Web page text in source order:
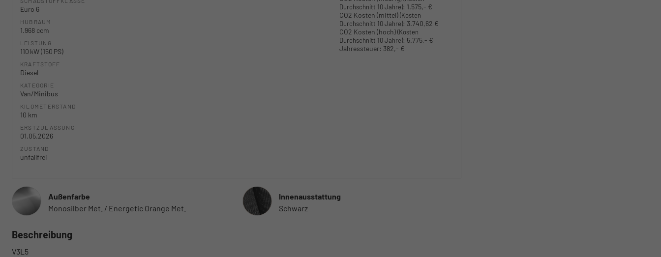
Euro 6
HUBRAUM
1.968 ccm
LEISTUNG
110 kW (150 PS)
KRAFTSTOFF
Diesel
KATEGORIE
Van/Minibus
KILOMETERSTAND
10 km
ERSTZULASSUNG
01.05.2026
ZUSTAND
unfallfrei
Durchschnitt 10 Jahre): 1.575,- €
CO2 Kosten (mittel)(Kosten
Durchschnitt 10 Jahre): 3.740,62 €
CO2 Kosten (hoch)(Kosten
Durchschnitt 10 Jahre): 5.775,- €
Jahressteuer: 382,- €
Außenfarbe
Monosilber Met. / Energetic Orange Met.
InnenausstattungInnenausstattung
Schwarz
Beschreibung
V3L5